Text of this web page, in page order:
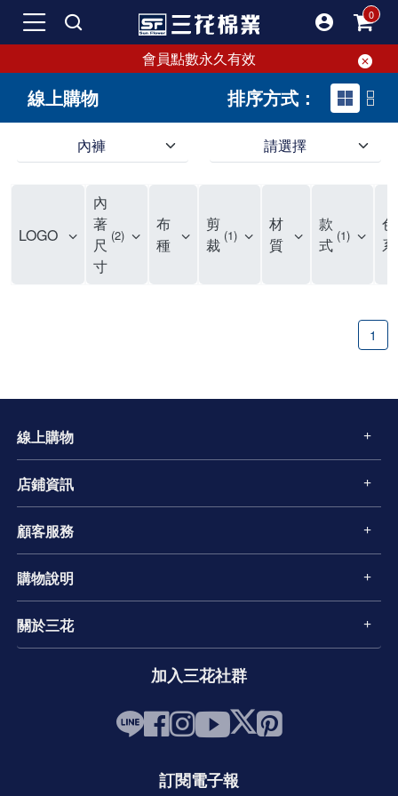
會員點數永久有效
線上購物 排序方式：
內褲 請選擇
LOGO
內
著
尺
寸
2
布
種
剪
裁 1
材
質
款
式 1
色
系
1
線上購物
店鋪資訊
顧客服務
購物說明
關於三花
加入三花社群
訂閱電子報